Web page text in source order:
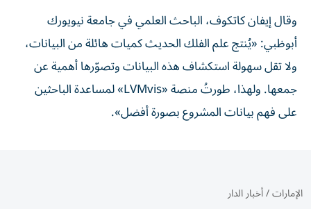
وقال إيفان كاتكوف، الباحث العلمي في جامعة نيويورك
أبوظبي: «يُنتج علم الفلك الحديث كميات هائلة من البيانات،
ولا تقل سهولة استكشاف هذه البيانات وتصوّرها أهمية عن
جمعها. ولهذا، طورتُ منصة «LVMvis» لمساعدة الباحثين
على فهم بيانات المشروع بصورة أفضل».
الإمارات/أخبار الدار